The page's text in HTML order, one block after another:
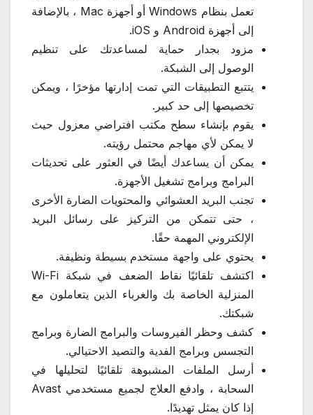
تعمل بنظام Windows أو أجهزة Mac ، بالإضافة
إلى أجهزة Android و iOS.
مزود بجدار حماية لمساعدتك على تنظيم
الوصول إلى الشبكة.
يتتبع التطبيقات التي تمت إدارتها مؤخرًا ، ويمكن
تخصيصها إلى حد كبير.
يقوم بإنشاء سطح مكتب افتراضي معزول حيث
لا يمكن لأي مهاجم محتمل رؤيته.
يمكن أن يساعدك أيضًا في العثور على تحديثات
البرامج وبرامج تشغيل الأجهزة.
تجنب البريد العشوائي والمحتويات الضارة الأخرى
، حتى تتمكن من التركيز على رسائل البريد
الإلكتروني المهمة حقًا.
يحتوي على واجهة مستخدم بسيطة ونظيفة.
اكتشف تلقائيًا نقاط الضعف في شبكة Wi-Fi
المنزلية الخاصة بك والغرباء الذين يتعاملون مع
شبكتك.
كشف وحظر الفيروسات والبرامج الضارة وبرامج
التجسس وبرامج الفدية والتصيد الاحتيالي.
أرسل الملفات المشبوهة تلقائيًا لتحليلها في
السحابة ، وادفع العلاج لجميع مستخدمي Avast
إذا كان يمثل تهديدًا.